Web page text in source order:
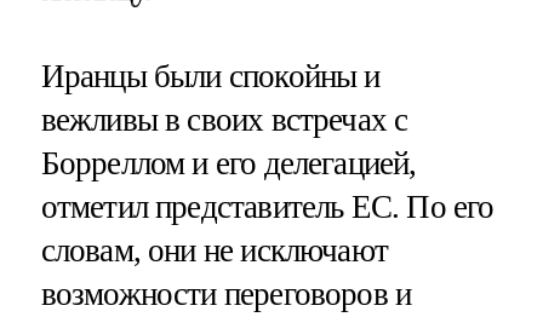
Иранцы были спокойны и
вежливы в своих встречах с
Борреллом и его делегацией,
отметил представитель ЕС. По его
словам, они не исключают
возможности переговоров и